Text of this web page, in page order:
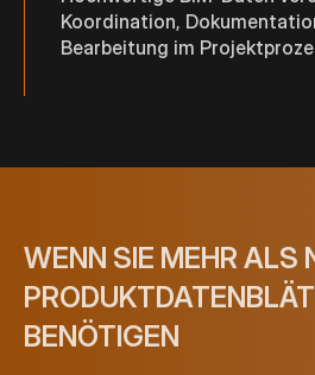
Koordination,
Bearbeitung im
WENN SIE MEHR ALS
BENÖTIGEN